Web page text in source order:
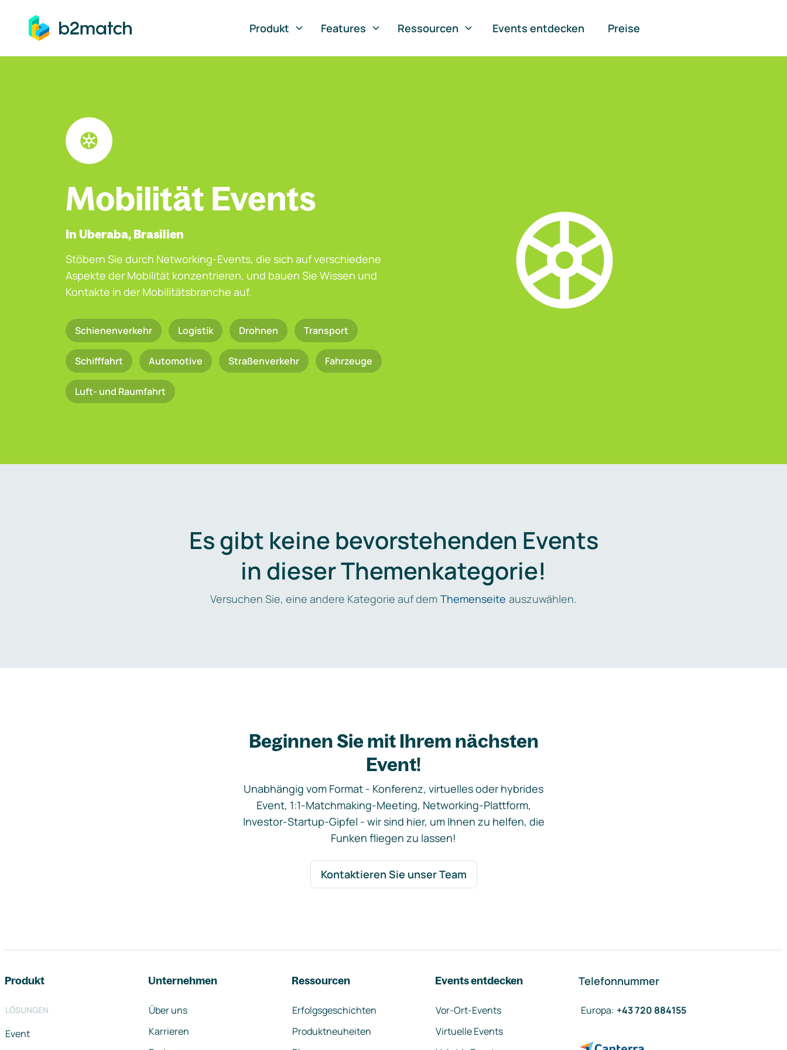
springen
Produkt
Features Ressourcen Events entdecken Preise
Mobilität Events
In Uberaba, Brasilien
Stöbern Sie durch Networking-Events, die sich auf verschiedene
Aspekte der Mobilität konzentrieren, und bauen Sie Wissen und
Kontakte in der Mobilitätsbranche auf.
Schienenverkehr Logistik Drohnen Transport
Schifffahrt Automotive Straßenverkehr Fahrzeuge
Luft- und Raumfahrt
Es gibt keine bevorstehenden Events
in dieser Themenkategorie!
Versuchen Sie, eine andere Kategorie auf dem Themenseite auszuwählen.
Beginnen Sie mit Ihrem nächsten
Event!
Unabhängig vom Format - Konferenz, virtuelles oder hybrides
Event, 1:1-Matchmaking-Meeting, Networking-Plattform,
Investor-Startup-Gipfel - wir sind hier, um Ihnen zu helfen, die
Funken fliegen zu lassen!
Kontaktieren Sie unser Team
Produkt
LÖSUNGEN
Event
Unternehmen
Über uns
Karrieren
Ressourcen
Erfolgsgeschichten
Produktneuheiten
Events entdecken
Vor-Ort-Events
Virtuelle Events
Telefonnummer
Europa: +43 720 884155